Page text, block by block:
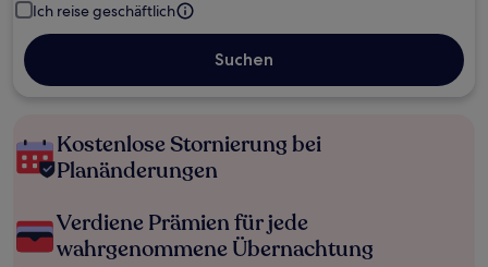
Ich reise geschäftlich
Suchen
Kostenlose Stornierung bei
Planänderungen
Verdiene Prämien für jede
wahrgenommene Übernachtung